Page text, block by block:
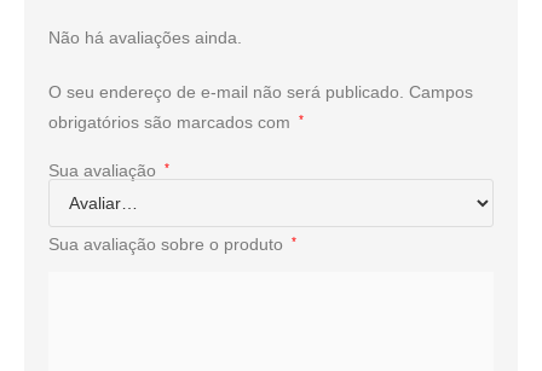
Não há avaliações ainda.
O seu endereço de e-mail não será publicado. Campos
obrigatórios são marcados com
*
Sua avaliação *
Sua avaliação sobre o produto *